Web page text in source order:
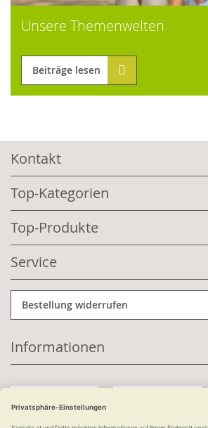
Unsere Themenwelten
Beiträge lesen
Kontakt
Top-Kategorien
Top-Produkte
Service
Bestellung widerrufen
Informationen